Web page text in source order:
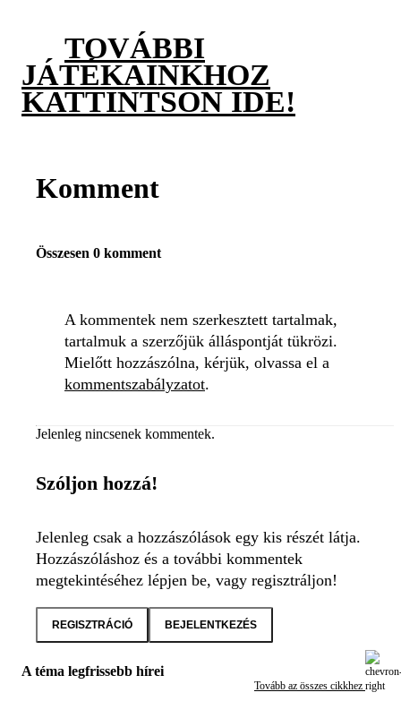
TOVÁBBI
JÁTÉKAINKHOZ
KATTINTSON IDE!
Komment
Összesen 0 komment
A kommentek nem szerkesztett tartalmak,
tartalmuk a szerzőjük álláspontját tükrözi.
Mielőtt hozzászólna, kérjük, olvassa el a
kommentszabályzatot.
Jelenleg nincsenek kommentek.
Szóljon hozzá!
Jelenleg csak a hozzászólások egy kis részét látja.
Hozzászóláshoz és a további kommentek
megtekintéséhez lépjen be, vagy regisztráljon!
REGISZTRÁCIÓ BEJELENTKEZÉS
A téma legfrissebb hírei
Tovább az összes cikkhez